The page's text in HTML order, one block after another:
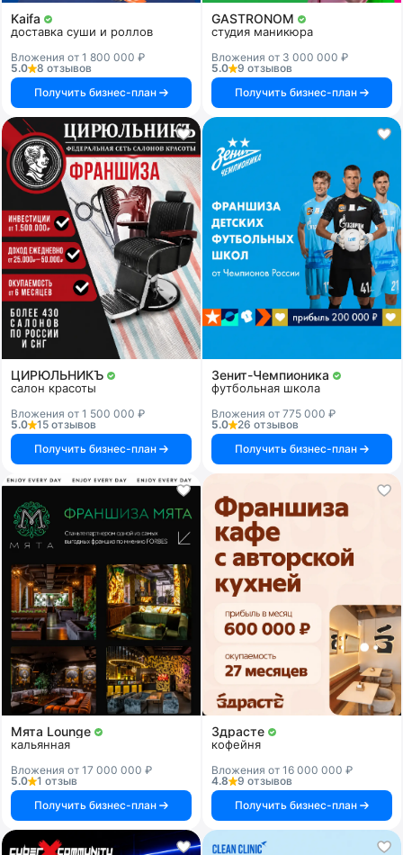
Kaifa
доставка суши и роллов
Вложения от 1 800 000 ₽
5.0
8 отзывов
Получить бизнес-план
GASTRONOM
студия маникюра
Вложения от 3 000 000 ₽
5.0
9 отзывов
Получить бизнес-план
ЦИРЮЛЬНИКЪ
салон красоты
Вложения от 1 500 000 ₽
5.0
15 отзывов
Получить бизнес-план
Зенит-Чемпионика
футбольная школа
Вложения от 775 000 ₽
5.0
26 отзывов
Получить бизнес-план
Мята Lounge
кальянная
Вложения от 17 000 000 ₽
5.0
1 отзыв
Получить бизнес-план
Здрасте
кофейня
Вложения от 16 000 000 ₽
4.8
9 отзывов
Получить бизнес-план